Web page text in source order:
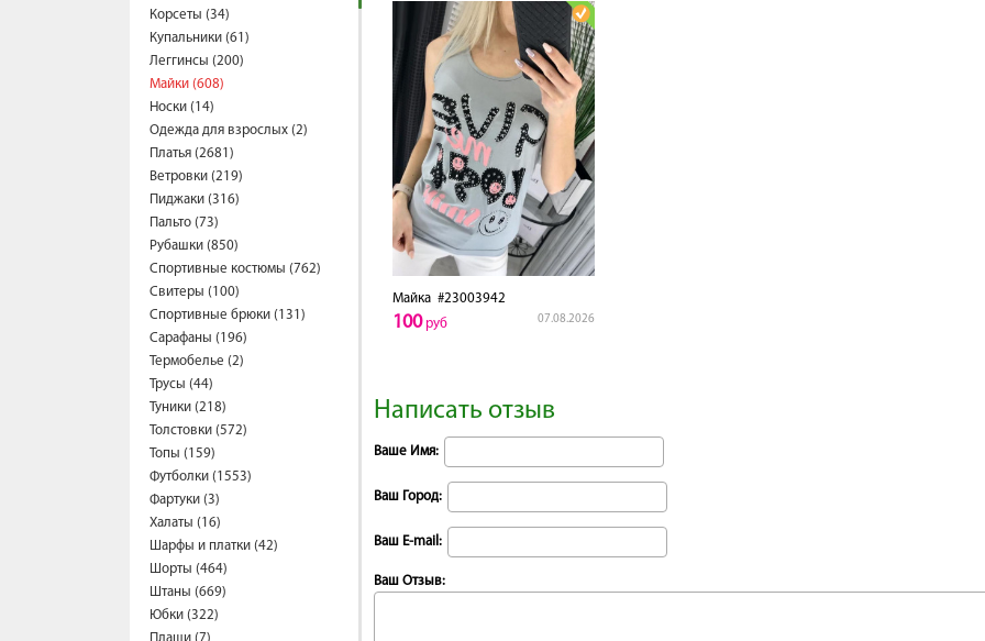
Корсеты (34)
Купальники (61)
Леггинсы (200)
Майки (608)
Носки (14)
Одежда для взрослых (2)
Платья (2681)
Ветровки (219)
Пиджаки (316)
Пальто (73)
Рубашки (850)
Спортивные костюмы (762)
Свитеры (100)
Спортивные брюки (131)
Сарафаны (196)
Термобелье (2)
Трусы (44)
Туники (218)
Толстовки (572)
Топы (159)
Футболки (1553)
Фартуки (3)
Халаты (16)
Шарфы и платки (42)
Шорты (464)
Штаны (669)
Юбки (322)
Майка #23003942
07.08.2026
100руб
Написать отзыв
Ваше Имя:
Ваш Город:
Ваш E-mail:
Ваш Отзыв: